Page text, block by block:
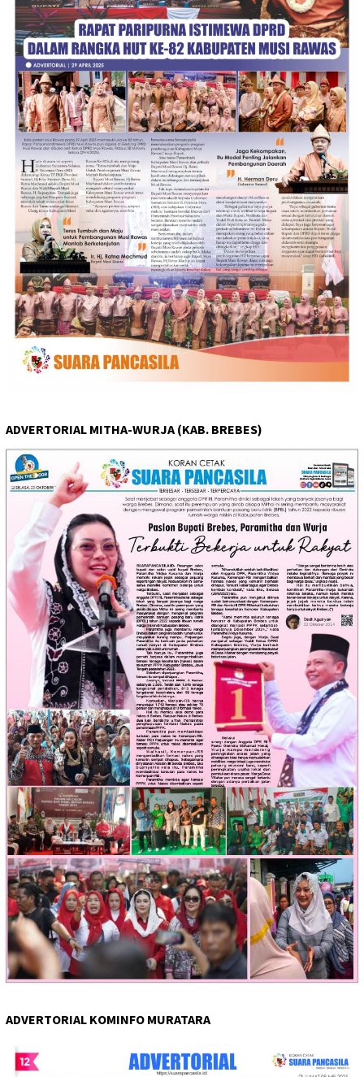
ADVERTORIAL MITHA-WURJA (KAB. BREBES)
ADVERTORIAL KOMINFO MURATARA